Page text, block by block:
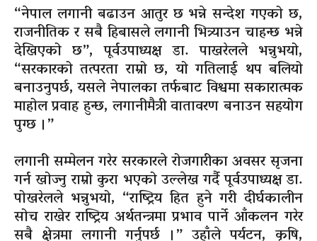
“नेपाल लगानी बढाउन आतुर छ भन्ने सन्देश गएको छ,
राजनीतिक र सबै हिबासले लगानी भित्र्याउन चाहन्छ भन्ने
देखिएको छ”, पूर्वउपाध्यक्ष डा. पाखरेलले भन्नुभयो,
“सरकारको तत्परता राम्रो छ, यो गतिलाई थप बलियो
बनाउनुपर्छ, यसले नेपालका तर्फबाट विश्वमा सकारात्मक
माहोल प्रवाह हुन्छ, लगानीमैत्री वातावरण बनाउन सहयोग
पुग्छ ।”
लगानी सम्मेलन गरेर सरकारले रोजगारीका अवसर सृजना
गर्न खोज्नु राम्रो कुरा भएको उल्लेख गर्दै पूर्वउपाध्यक्ष डा.
पोखरेलले भन्नुभयो, “राष्ट्रिय हित हुने गरी दीर्घकालीन
सोच राखेर राष्ट्रिय अर्थतन्त्रमा प्रभाव पार्ने आँकलन गरेर